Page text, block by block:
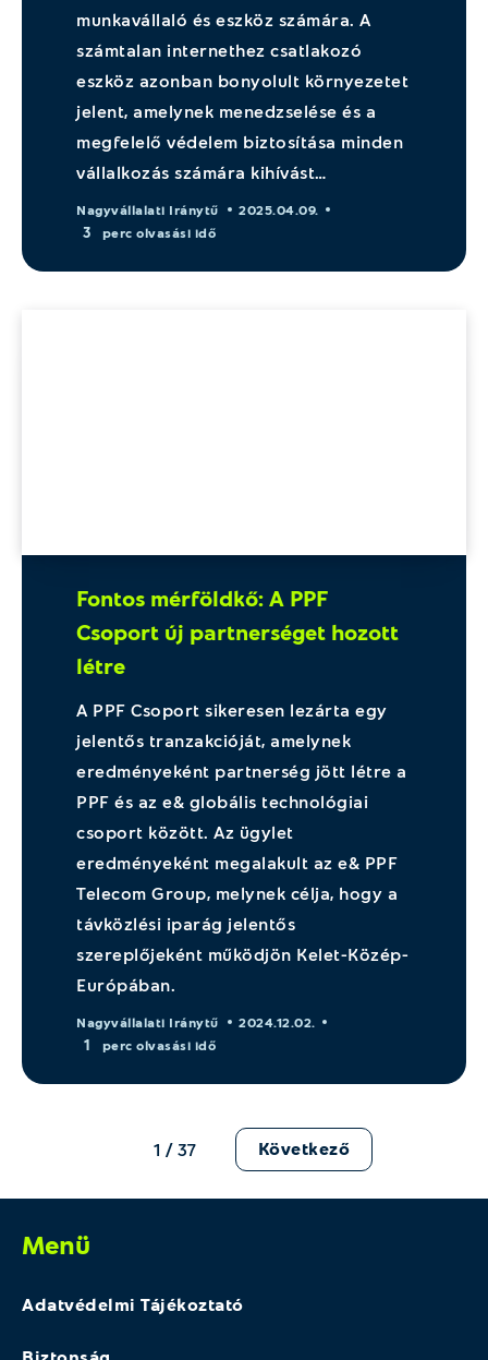
munkavállaló és eszköz számára. A
számtalan internethez csatlakozó
eszköz azonban bonyolult környezetet
jelent, amelynek menedzselése és a
megfelelő védelem biztosítása minden
vállalkozás számára kihívást…
Nagyvállalati Iránytű 2025.04.09.
3 perc olvasási idő
Fontos mérföldkő: A PPF
Csoport új partnerséget hozott
létre
A PPF Csoport sikeresen lezárta egy
jelentős tranzakcióját, amelynek
eredményeként partnerség jött létre a
PPF és az e& globális technológiai
csoport között. Az ügylet
eredményeként megalakult az e& PPF
Telecom Group, melynek célja, hogy a
távközlési iparág jelentős
szereplőjeként működjön Kelet-Közép-
Európában.
Nagyvállalati Iránytű 2024.12.02.
1 perc olvasási idő
1 / 37 Következő
Menü
Adatvédelmi Tájékoztató